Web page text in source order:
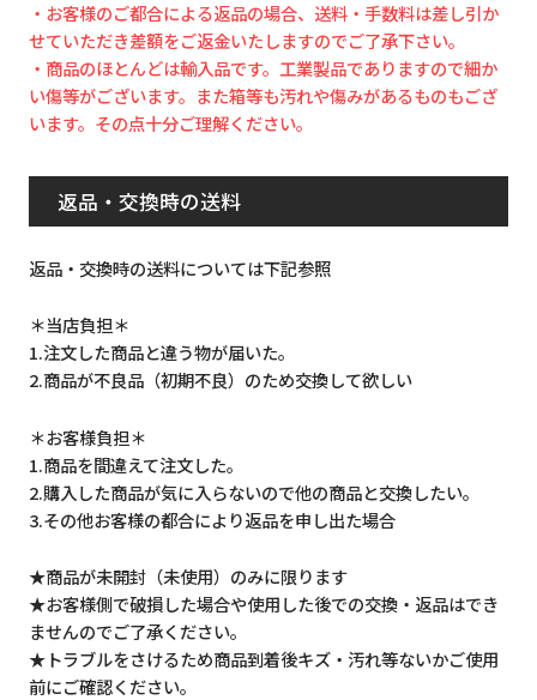
・お客様のご都合による返品の場合、送料・手数料は差し引か
せていただき差額をご返金いたしますのでご了承下さい。
・商品のほとんどは輸入品です。工業製品でありますので細か
い傷等がございます。また箱等も汚れや傷みがあるものもござ
います。その点十分ご理解ください。
返品・交換時の送料
返品・交換時の送料については下記参照
＊当店負担＊
1.注文した商品と違う物が届いた。
2.商品が不良品（初期不良）のため交換して欲しい
＊お客様負担＊
1.商品を間違えて注文した。
2.購入した商品が気に入らないので他の商品と交換したい。
3.その他お客様の都合により返品を申し出た場合
★商品が未開封（未使用）のみに限ります
★お客様側で破損した場合や使用した後での交換・返品はでき
ませんのでご了承ください。
★トラブルをさけるため商品到着後キズ・汚れ等ないかご使用
前にご確認ください。